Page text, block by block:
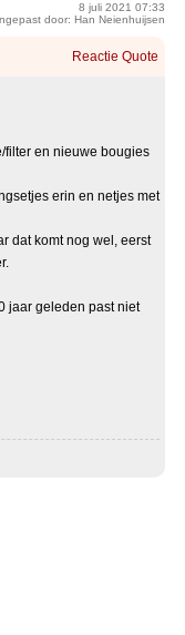
8 juli 2021 07:33
door: Han Neienhuijsen
Reactie Quote
filter en nieuwe bougies
erin en netjes met
dat komt nog wel, eerst
jaar geleden past niet